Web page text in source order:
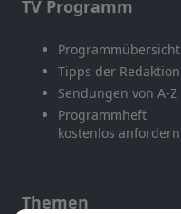
TV Programm
Programmübersicht
Tipps der Redaktion
Sendungen von A-Z
Programmheft
kostenlos anfordern
Themen